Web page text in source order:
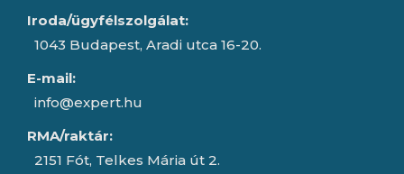
Iroda/ügyfélszolgálat:
1043 Budapest, Aradi utca 16-20.
E-mail:
info@expert.hu
RMA/raktár:
2151 Fót, Telkes Mária út 2.